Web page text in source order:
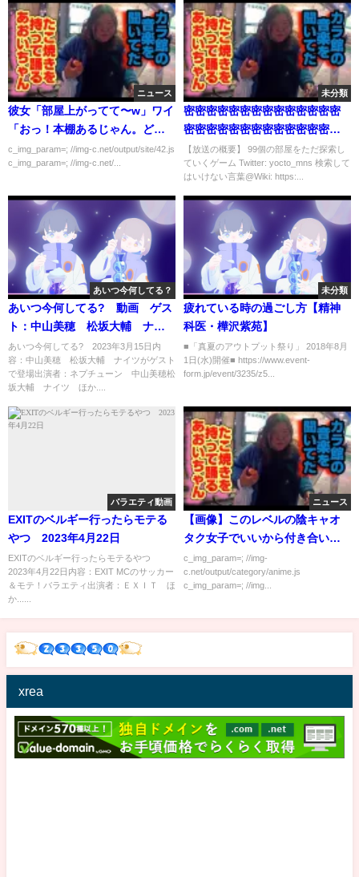
ニュース
彼女「部屋上がってて〜w」ワイ
「おっ！本棚あるじゃん。どれ
どれ…」
c_img_param=; //img-c.net/output/site/42.js
c_img_param=; //img-c.net/...
未分類
密密密密密密密密密密密密密密
密密密密密密密密密密密密密密
密密密密密密密密密密密密密密
密密密密密密密密密密密密密密
密密密密密密密密密密密密密密
密密密密密密密密密密密密密密
密密密密密密密密密密密密密密
【放送の概要】 99個の部屋をただ探索し
ていくゲーム Twitter: yocto_mns 検索して
はいけない言葉@Wiki: https:...
あいつ今何してる？
あいつ今何してる? 動画 ゲス
ト：中山美穂 松坂大輔 ナイ
ツ 3月15日
あいつ今何してる? 2023年3月15日内
容：中山美穂 松坂大輔 ナイツがゲスト
で登場出演者：ネプチューン 中山美穂松
坂大輔 ナイツ ほか....
未分類
疲れている時の過ごし方【精神
科医・樺沢紫苑】
■「真夏のアウトプット祭り」 2018年8月
1日(水)開催■ https://www.event-
form.jp/event/3235/z5...
バラエティ動画
EXITのベルギー行ったらモテる
やつ 2023年4月22日
EXITのベルギー行ったらモテるやつ
2023年4月22日内容：EXIT MCのサッカー
＆モテ！バラエティ出演者：ＥＸＩＴ ほ
か......
ニュース
【画像】このレベルの陰キャオ
タク女子でいいから付き合いた
い
c_img_param=; //img-
c.net/output/category/anime.js
c_img_param=; //img...
xrea